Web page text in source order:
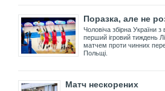
Поразка, але не
Чоловіча збірна України
перший ігровий тиждень
матчем проти чинних
Польщі.
Матч нескорених